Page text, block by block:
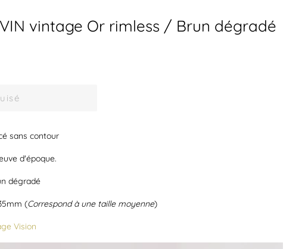
vintage Or rimless / Brun dégradé
sans contour
d'époque.
dégradé
(Correspond à une taille moyenne)
Vision